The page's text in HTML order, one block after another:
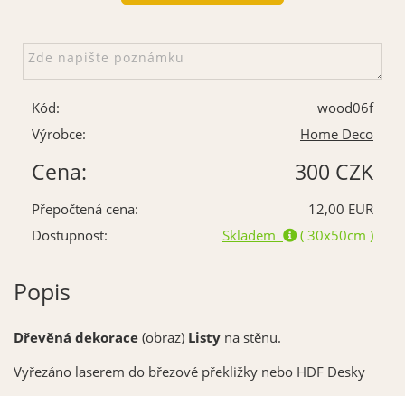
Kód:
wood06f
Výrobce:
Home Deco
Cena: 300 CZK
Přepočtená cena:
12,00 EUR
Dostupnost:
Skladem ( 30x50cm )
Popis
Dřevěná dekorace(obraz) Listy na stěnu.
Vyřezáno laserem do březové překližky nebo HDF Desky